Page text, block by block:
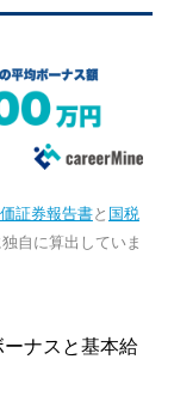
証券報告書と 国税
自に算出していま
ナスと基本給